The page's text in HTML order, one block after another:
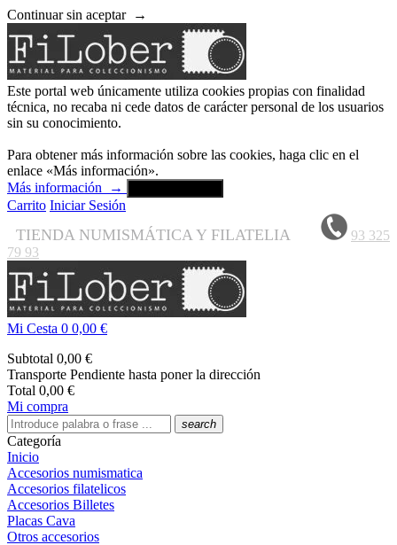
Continuar sin aceptar →
Este portal web únicamente utiliza cookies propias con finalidad
técnica, no recaba ni cede datos de carácter personal de los usuarios
sin su conocimiento.
Para obtener más información sobre las cookies, haga clic en el
enlace «Más información».
Más información
→
Carrito Iniciar Sesión
TIENDA NUMISMÁTICA Y FILATELIA
93 325
79 93
Mi Cesta 0 0,00 €
Subtotal 0,00 €
Transporte Pendiente hasta poner la dirección
Total 0,00 €
Mi compra
search
Categoría
Inicio
Accesorios numismatica
Accesorios filatelicos
Accesorios Billetes
Placas Cava
Otros accesorios